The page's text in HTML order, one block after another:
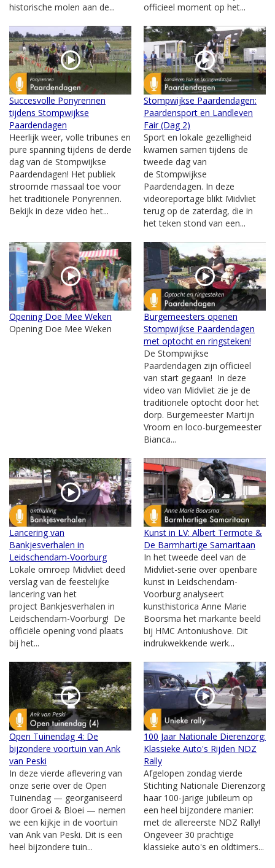
historische molen aan de...
officieel moment op het...
Succesvolle Ponyrennen
tijdens Stompwijkse
Paardendagen
Heerlijk weer, volle tribunes en
pure spanning tijdens de derde
dag van de Stompwijkse
Paardendagen! Het publiek
stroomde massaal toe voor
het traditionele Ponyrennen.
Bekijk in deze video het...
Stompwijkse Paardendagen:
Paardensport en Landleven
Fair (Dag 2)
Sport en lokale gezelligheid
kwamen samen tijdens de
tweede dag van
de Stompwijkse
Paardendagen. In deze
videoreportage blikt Midvliet
terug op de zaterdag, die in
het teken stond van een...
Opening Doe Mee Weken
Opening Doe Mee Weken
Burgemeesters openen
Stompwijkse Paardendagen
met optocht en ringsteken!
De Stompwijkse
Paardendagen zijn officieel
van start gegaan! In deze
video van Midvliet zie je de
traditionele optocht door het
dorp. Burgemeester Martijn
Vroom en loco-burgemeester
Bianca...
Lancering van
Bankjesverhalen in
Leidschendam-Voorburg
Lokale omroep Midvliet deed
verslag van de feestelijke
lancering van het
project Bankjesverhalen in
Leidschendam-Voorburg! De
officiële opening vond plaats
bij het...
Kunst in LV: Albert Termote &
De Barmhartige Samaritaan
In het tweede deel van de
Midvliet-serie over openbare
kunst in Leidschendam-
Voorburg analyseert
kunsthistorica Anne Marie
Boorsma het markante beeld
bij HMC Antoniushove. Dit
indrukwekkende werk...
Open Tuinendag 4: De
bijzondere voortuin van Ank
van Peski
In deze vierde aflevering van
onze serie over de Open
Tuinendag — georganiseerd
door Groei & Bloei — nemen
we een kijkje in de voortuin
van Ank van Peski. Dit is een
heel bijzondere tuin...
100 Jaar Nationale Dierenzorg:
Klassieke Auto's Rijden NDZ
Rally
Afgelopen zondag vierde
Stichting Nationale Dierenzorg
haar 100-jarige jubileum op
een heel bijzondere manier:
met de allereerste NDZ Rally!
Ongeveer 30 prachtige
klassieke auto's en oldtimers...